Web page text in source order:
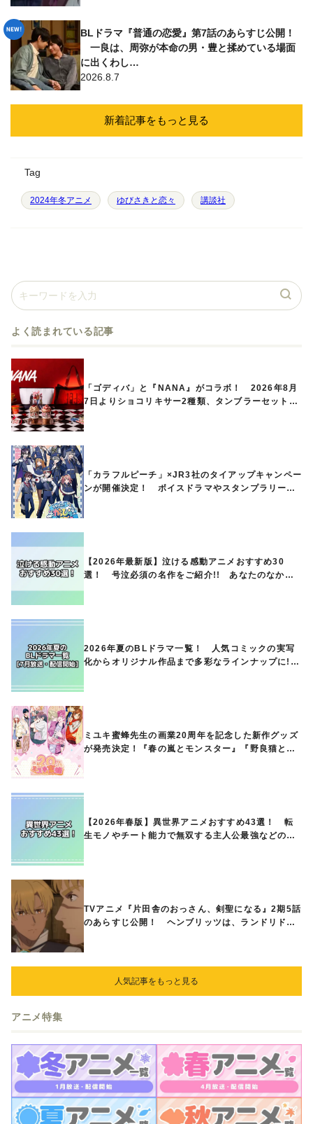
BLドラマ『普通の恋愛』第7話のあらすじ公開！
一良は、周弥が本命の男・豊と揉めている場面
に出くわし…
2026.8.7
新着記事をもっと見る
Tag
2024年冬アニメ ゆびさきと恋々 講談社
よく読まれている記事
「ゴディバ」と『NANA』がコラボ！ 2026年8月
7日よりショコリキサー2種類、タンブラーセットな
「カラフルピーチ」×JR3社のタイアップキャンペー
ンが開催決定！ ボイスドラマやスタンプラリー、
【2026年最新版】泣ける感動アニメおすすめ30
選！ 号泣必須の名作をご紹介!! あなたのなかの
2026年夏のBLドラマ一覧！ 人気コミックの実写
化からオリジナル作品まで多彩なラインナップに!!
ミユキ蜜蜂先生の画業20周年を記念した新作グッズ
が発売決定！『春の嵐とモンスター』『野良猫と
【2026年春版】異世界アニメおすすめ43選！ 転
生モノやチート能力で無双する主人公最強などの人
TVアニメ『片田舎のおっさん、剣聖になる』2期5話
のあらすじ公開！ ヘンブリッツは、ランドリドに
人気記事をもっと見る
アニメ特集